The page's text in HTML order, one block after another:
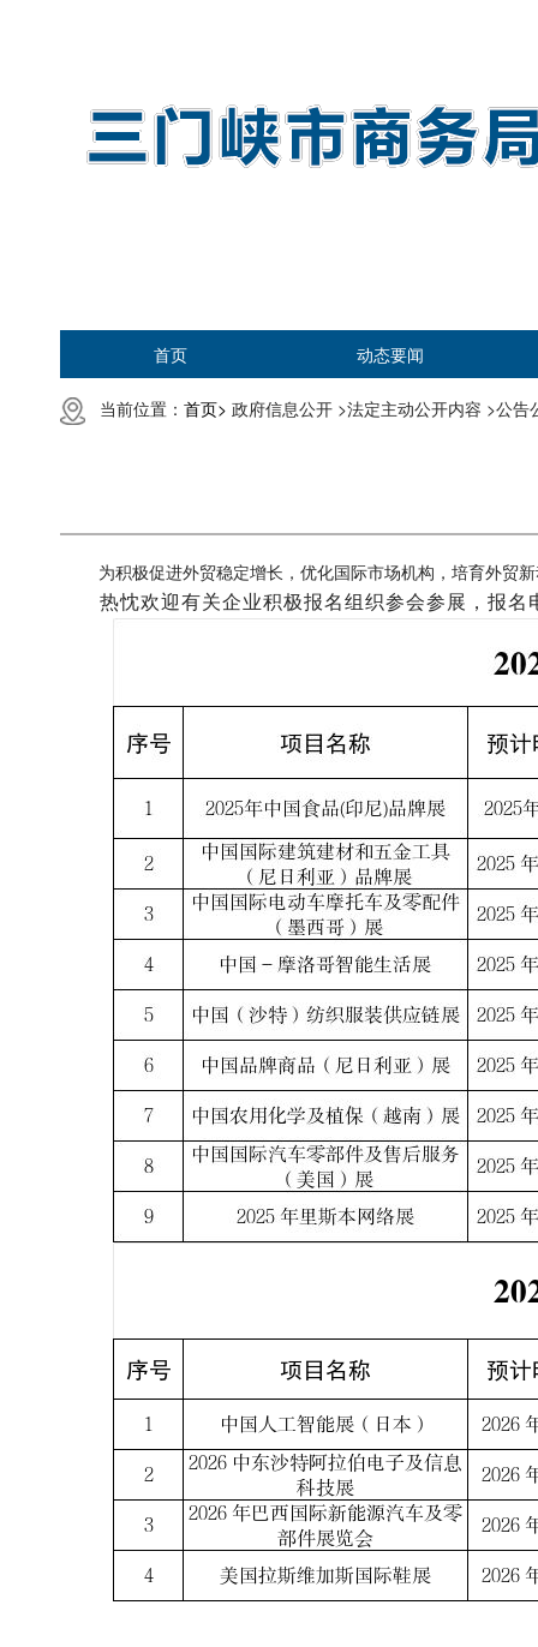
首页 动态要闻
当前位置： 首页> 政府信息公开 >法定主动公开内容 >公告
为积极促进外贸稳定增长，优化国际市场机构，培育外贸
热忱欢迎有关企业积极报名组织参会参展，报